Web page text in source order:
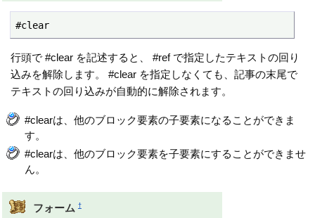
#clear
行頭で #clear を記述すると、 #ref で指定したテキストの回り
込みを解除します。 #clear を指定しなくても、記事の末尾で
テキストの回り込みが自動的に解除されます。
#clearは、他のブロック要素の子要素になることができま
す。
#clearは、他のブロック要素を子要素にすることができませ
ん。
フォーム †